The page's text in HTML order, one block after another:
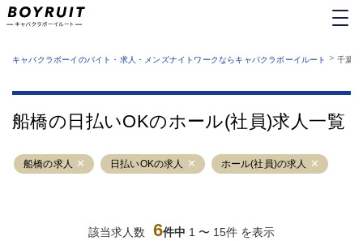
業種から探す
運営者情報
サイトマップ
キャバクラボーイのバイト・求人・メンズナイトワークならキャバクラボーイルート > 千葉
船橋の日払いOKのホール(社員)求人一覧
船橋の求人 日払いOKの求人 ホール(社員)の求人
該当求人数 6件中 1 〜 15件 を表示
六本木
池袋
吉祥寺
練馬
恵比寿